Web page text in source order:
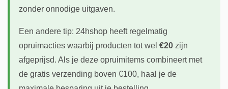
zonder onnodige uitgaven.
Een andere tip: 24hshop heeft regelmatig
opruimacties waarbij producten tot wel €20 zijn
afgeprijsd. Als je deze opruimitems combineert met
de gratis verzending boven €100, haal je de